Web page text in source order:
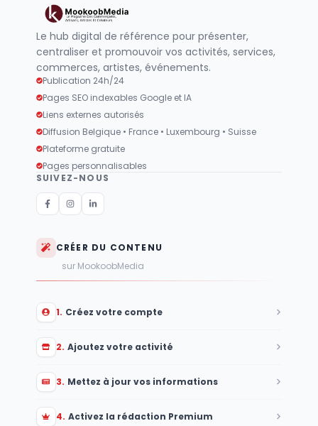
Le hub digital de référence pour présenter,
centraliser et promouvoir vos activités, services,
commerces, artistes, événements.
Publication 24h/24
Pages SEO indexables Google et IA
Liens externes autorisés
Diffusion Belgique • France • Luxembourg • Suisse
Plateforme gratuite
Pages personnalisables
SUIVEZ-NOUS
CRÉER DU CONTENU
sur MookoobMedia
1. Créez votre compte
2. Ajoutez votre activité
3. Mettez à jour vos informations
4. Activez la rédaction Premium